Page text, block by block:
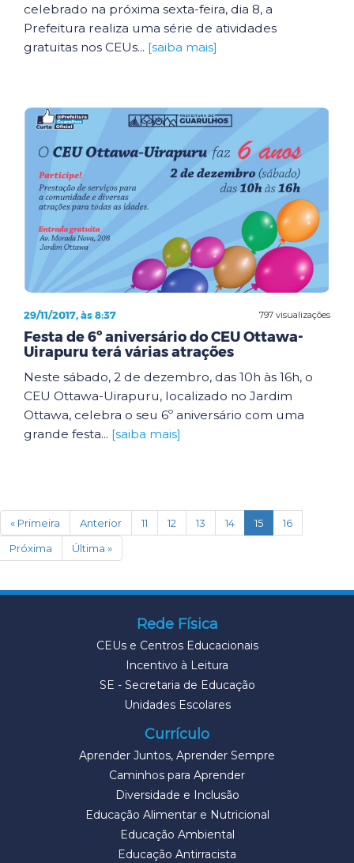
celebrado na próxima sexta-feira, dia 8, a
Prefeitura realiza uma série de atividades
gratuitas nos CEUs... [saiba mais]
797 visualizações
29/11/2017, às 8:37
Festa de 6º aniversário do CEU Ottawa-
Uirapuru terá várias atrações
Neste sábado, 2 de dezembro, das 10h às 16h, o
CEU Ottawa-Uirapuru, localizado no Jardim
Ottawa, celebra o seu 6º aniversário com uma
grande festa... [saiba mais]
« Primeira Anterior 11 12 13 14 15(current)
16
Próxima
Última »
Rede Física
CEUs e Centros Educacionais
Incentivo à Leitura
SE - Secretaria de Educação
Unidades Escolares
Currículo
Aprender Juntos, Aprender Sempre
Caminhos para Aprender
Diversidade e Inclusão
Educação Alimentar e Nutricional
Educação Ambiental
Educação Antirracista